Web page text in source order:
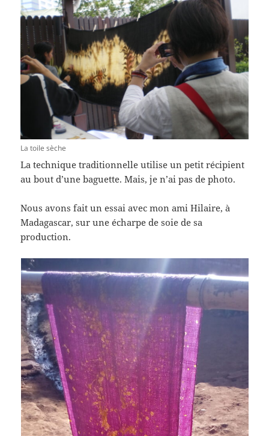
La toile sèche
La technique traditionnelle utilise un petit récipient
au bout d’une baguette. Mais, je n’ai pas de photo.
Nous avons fait un essai avec mon ami Hilaire, à
Madagascar, sur une écharpe de soie de sa
production.